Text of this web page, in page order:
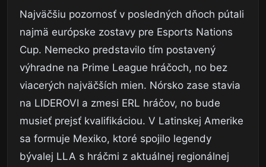
Najväčšiu pozornosť v posledných dňoch pútali
najmä európske zostavy pre Esports Nations
Cup. Nemecko predstavilo tím postavený
výhradne na Prime League hráčoch, no bez
viacerých najväčších mien. Nórsko zase stavia
na LIDEROVI a zmesi ERL hráčov, no bude
musieť prejsť kvalifikáciou. V Latinskej Amerike
sa formuje Mexiko, ktoré spojilo legendy
bývalej LLA s hráčmi z aktuálnej regionálnej